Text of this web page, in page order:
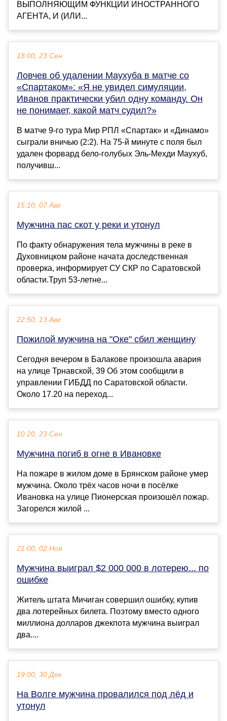
ВЫПОЛНЯЮЩИМ ФУНКЦИИ ИНОСТРАННОГО
АГЕНТА, И (ИЛИ...
18:00, 23 Сен
Ловчев об удалении Маухуба в матче со
«Спартаком»: «Я не увидел симуляции,
Иванов практически убил одну команду. Он
не понимает, какой матч судил?»
В матче 9-го тура Мир РПЛ «Спартак» и «Динамо»
сыграли вничью (2:2). На 75-й минуте с поля был
удален форвард бело-голубых Эль-Мехди Маухуб,
получивш...
15:10, 07 Авг
Мужчина пас скот у реки и утонул
По факту обнаружения тела мужчины в реке в
Духовницком районе начата доследственная
проверка, информирует СУ СКР по Саратовской
области.Труп 53-летне...
22:50, 13 Авг
Пожилой мужчина на "Оке" сбил женщину
Сегодня вечером в Балакове произошла авария
на улице Трнавской, 39 Об этом сообщили в
управлении ГИБДД по Саратовской области.
Около 17.20 на переход...
10:20, 23 Сен
Мужчина погиб в огне в Ивановке
На пожаре в жилом доме в Брянском районе умер
мужчина. Около трёх часов ночи в посёлке
Ивановка на улице Пионерская произошёл пожар.
Загорелся жилой ...
21:00, 02 Ноя
Мужчина выиграл $2 000 000 в лотерею... по
ошибке
Житель штата Мичиган совершил ошибку, купив
два лотерейных билета. Поэтому вместо одного
миллиона долларов джекпота мужчина выиграл
два....
19:00, 30 Дек
На Волге мужчина провалился под лёд и
утонул